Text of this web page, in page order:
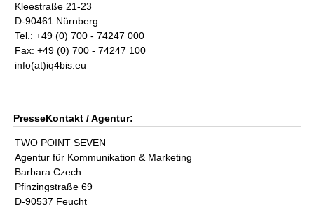
Kleestraße 21-23
D-90461 Nürnberg
Tel.: +49 (0) 700 - 74247 000
Fax: +49 (0) 700 - 74247 100
info(at)iq4bis.eu
PresseKontakt / Agentur:
TWO POINT SEVEN
Agentur für Kommunikation & Marketing
Barbara Czech
Pfinzingstraße 69
D-90537 Feucht